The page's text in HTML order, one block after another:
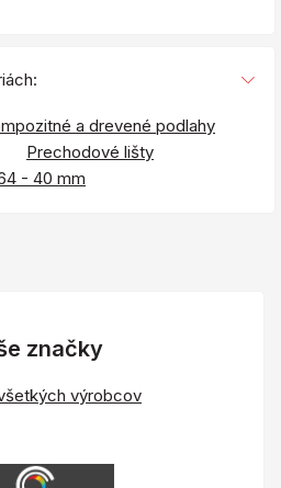
a drevené podlahy
Prechodové lišty
- 40 mm
značky
výrobcov